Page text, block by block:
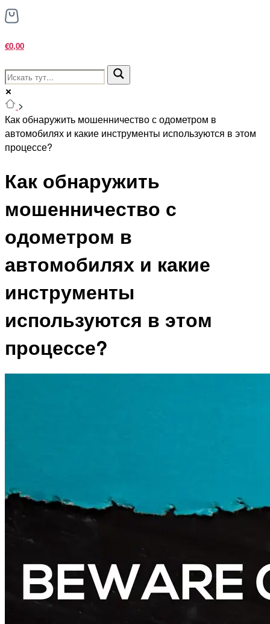
€0,00
>
Как обнаружить мошенничество с одометром в
автомобилях и какие инструменты используются в этом
процессе?
Как обнаружить
мошенничество с
одометром в
автомобилях и какие
инструменты
используются в этом
процессе?